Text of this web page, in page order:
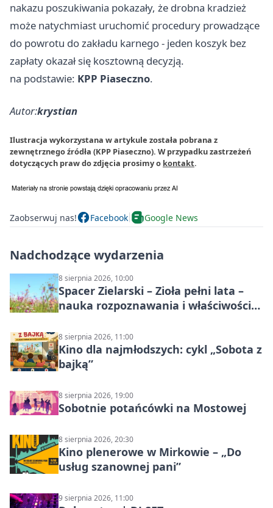
nakazu poszukiwania pokazały, że drobna kradzież
może natychmiast uruchomić procedury prowadzące
do powrotu do zakładu karnego - jeden koszyk bez
zapłaty okazał się kosztowną decyzją.
na podstawie: KPP Piaseczno.
Autor:krystian
Ilustracja wykorzystana w artykule została pobrana z
zewnętrznego źródła (KPP Piaseczno). W przypadku zastrzeżeń
dotyczących praw do zdjęcia prosimy o kontakt.
Zaobserwuj nas! Facebook Google News
Nadchodzące wydarzenia
8 sierpnia 2026, 10:00
Spacer Zielarski – Zioła pełni lata –
nauka rozpoznawania i właściwości
8 sierpnia 2026, 11:00
Kino dla najmłodszych: cykl „Sobota z
bajką”
8 sierpnia 2026, 19:00
Sobotnie potańcówki na Mostowej
8 sierpnia 2026, 20:30
Kino plenerowe w Mirkowie – „Do
usług szanownej pani”
9 sierpnia 2026, 11:00